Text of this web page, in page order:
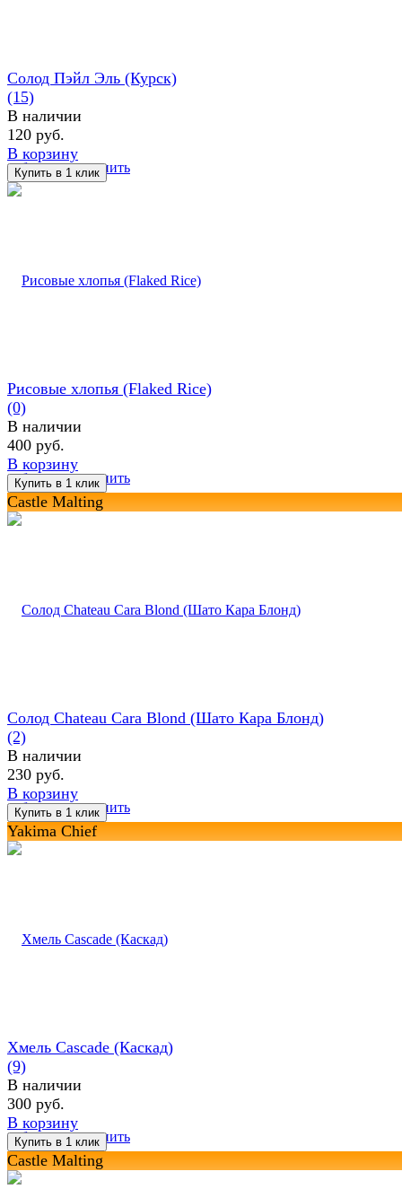
избранное сравнить
Солод Пэйл Эль (Курск)
(15)
В наличии
120 руб.
В корзину
избранное сравнить
Рисовые хлопья (Flaked Rice)
(0)
В наличии
400 руб.
В корзину
Castle Malting
избранное сравнить
Солод Chateau Cara Blond (Шато Кара Блонд)
(2)
В наличии
230 руб.
В корзину
Yakima Chief
избранное сравнить
Хмель Cascade (Каскад)
(9)
В наличии
300 руб.
В корзину
Castle Malting